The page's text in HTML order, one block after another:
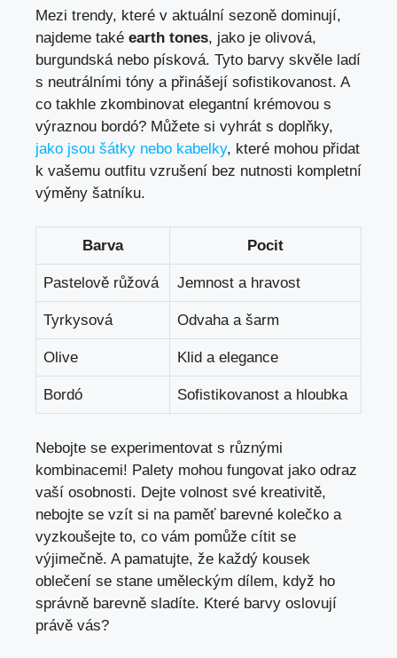
Mezi trendy, které v aktuální sezoně dominují,
najdeme také earth tones, jako je olivová,
burgundská nebo písková. Tyto barvy skvěle ladí
s neutrálními tóny a přinášejí sofistikovanost. A
co takhle zkombinovat elegantní krémovou s
výraznou bordó? Můžete si vyhrát s doplňky,
jako jsou šátky nebo kabelky, které mohou přidat
k vašemu outfitu vzrušení bez nutnosti kompletní
výměny šatníku.
Barva Pocit
Pastelově růžová Jemnost a hravost
Tyrkysová Odvaha a šarm
Olive Klid a elegance
Bordó Sofistikovanost a hloubka
Nebojte se experimentovat s různými
kombinacemi! Palety mohou fungovat jako odraz
vaší osobnosti. Dejte volnost své kreativitě,
nebojte se vzít si na paměť barevné kolečko a
vyzkoušejte to, co vám pomůže cítit se
výjimečně. A pamatujte, že každý kousek
oblečení se stane uměleckým dílem, když ho
správně barevně sladíte. Které barvy oslovují
právě vás?